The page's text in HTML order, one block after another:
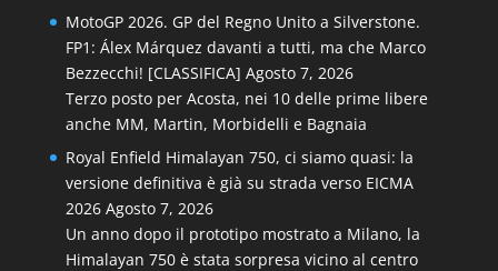
MotoGP 2026. GP del Regno Unito a Silverstone.
FP1: Álex Márquez davanti a tutti, ma che Marco
Bezzecchi! [CLASSIFICA] Agosto 7, 2026
Terzo posto per Acosta, nei 10 delle prime libere
anche MM, Martin, Morbidelli e Bagnaia
Royal Enfield Himalayan 750, ci siamo quasi: la
versione definitiva è già su strada verso EICMA
2026 Agosto 7, 2026
Un anno dopo il prototipo mostrato a Milano, la
Himalayan 750 è stata sorpresa vicino al centro